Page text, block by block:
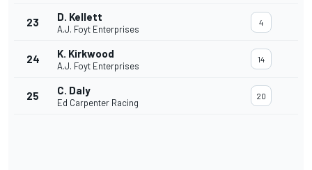
23 D. Kellett
A.J. Foyt Enterprises
4
24 K. Kirkwood
A.J. Foyt Enterprises
14
25 C. Daly
Ed Carpenter Racing
20